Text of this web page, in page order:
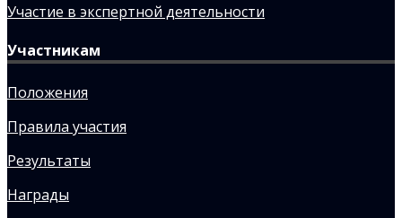
Участие в экспертной деятельности
Участникам
Положения
Правила участия
Результаты
Награды